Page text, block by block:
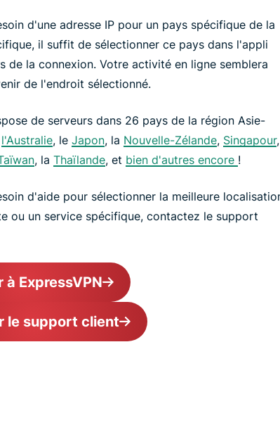
d'une adresse IP pour un pays spécifique de la
il suffit de sélectionner ce pays dans l'appli
de la connexion. Votre activité en ligne semblera
de l'endroit sélectionné.
de serveurs dans 26 pays de la région Asie-
l'Australie, le Japon, la Nouvelle-Zélande, Singapour
, la Thaïlande, et bien d'autres encore !
d'aide pour sélectionner la meilleure
ou un service spécifique, contactez le support
à ExpressVPN
le support client